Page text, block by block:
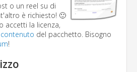
o un reel su di
è richiesto! 🙂
accetti la licenza,
contenuto del pacchetto. Bisogno
!